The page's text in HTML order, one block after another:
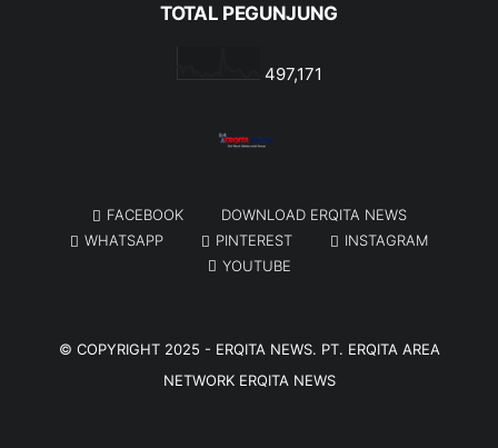
TOTAL PEGUNJUNG
497,171
FACEBOOK
DOWNLOAD ERQITA NEWS
WHATSAPP
PINTEREST
INSTAGRAM
YOUTUBE
© COPYRIGHT 2025 - ERQITA NEWS. PT. ERQITA AREA
NETWORK ERQITA NEWS